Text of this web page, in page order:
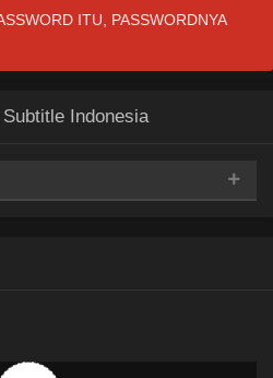
ITU, PASSWORDNYA
Indonesia